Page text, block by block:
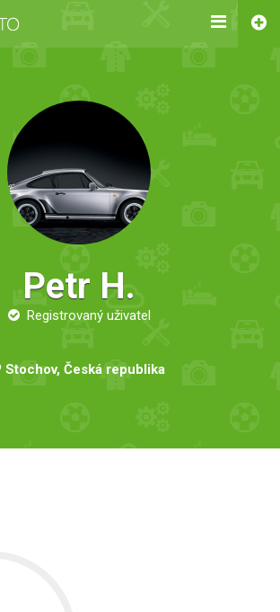
Petr H.
Registrovaný uživatel
Stochov, Česká republika